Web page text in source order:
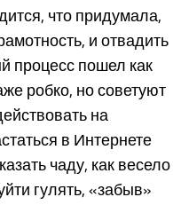
что придумала,
и отвадить
процесс пошел как
робко, но советуют
на
в Интернете
чаду, как весело
гулять, «забыв»